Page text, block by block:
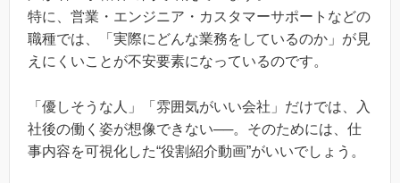
特に、営業・エンジニア・カスタマーサポートなどの
職種では、「実際にどんな業務をしているのか」が見
えにくいことが不安要素になっているのです。
「優しそうな人」「雰囲気がいい会社」だけでは、入
社後の働く姿が想像できない──。そのためには、仕
事内容を可視化した“役割紹介動画”がいいでしょう。